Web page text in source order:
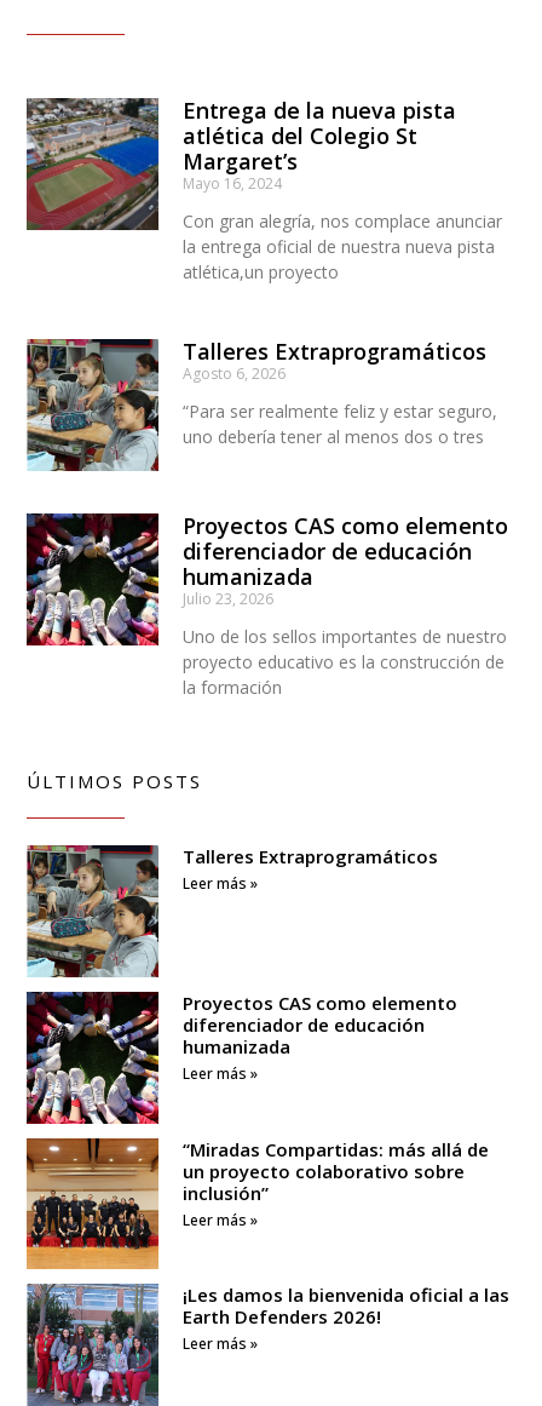
Entrega de la nueva pista
atlética del Colegio St
Margaret’s
Mayo 16, 2024
Con gran alegría, nos complace anunciar
la entrega oficial de nuestra nueva pista
atlética,un proyecto
Talleres Extraprogramáticos
Agosto 6, 2026
“Para ser realmente feliz y estar seguro,
uno debería tener al menos dos o tres
Proyectos CAS como elemento
diferenciador de educación
humanizada
Julio 23, 2026
Uno de los sellos importantes de nuestro
proyecto educativo es la construcción de
la formación
ÚLTIMOS POSTS
Talleres Extraprogramáticos
Leer más »
Proyectos CAS como elemento
diferenciador de educación
humanizada
Leer más »
“Miradas Compartidas: más allá de
un proyecto colaborativo sobre
inclusión”
Leer más »
¡Les damos la bienvenida oficial a las
Earth Defenders 2026!
Leer más »